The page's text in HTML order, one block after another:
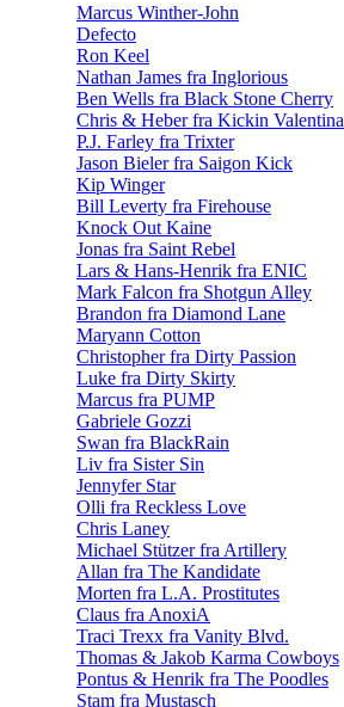
Marcus Winther-John
Defecto
Ron Keel
Nathan James fra Inglorious
Ben Wells fra Black Stone Cherry
Chris & Heber fra Kickin Valentina
P.J. Farley fra Trixter
Jason Bieler fra Saigon Kick
Kip Winger
Bill Leverty fra Firehouse
Knock Out Kaine
Jonas fra Saint Rebel
Lars & Hans-Henrik fra ENIC
Mark Falcon fra Shotgun Alley
Brandon fra Diamond Lane
Maryann Cotton
Christopher fra Dirty Passion
Luke fra Dirty Skirty
Marcus fra PUMP
Gabriele Gozzi
Swan fra BlackRain
Liv fra Sister Sin
Jennyfer Star
Olli fra Reckless Love
Chris Laney
Michael Stützer fra Artillery
Allan fra The Kandidate
Morten fra L.A. Prostitutes
Claus fra AnoxiA
Traci Trexx fra Vanity Blvd.
Thomas & Jakob Karma Cowboys
Pontus & Henrik fra The Poodles
Stam fra Mustasch